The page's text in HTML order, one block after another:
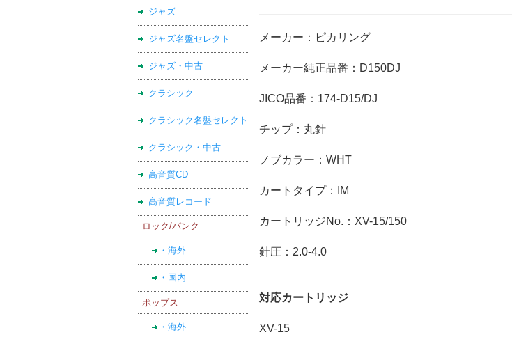
ジャズ
ジャズ名盤セレクト
ジャズ・中古
クラシック
クラシック名盤セレクト
クラシック・中古
高音質CD
高音質レコード
ロック/パンク
・海外
・国内
ポップス
・海外
メーカー：ピカリング
メーカー純正品番：D150DJ
JICO品番：174-D15/DJ
チップ：丸針
ノブカラー：WHT
カートタイプ：IM
カートリッジNo.：XV-15/150
針圧：2.0-4.0
対応カートリッジ
XV-15